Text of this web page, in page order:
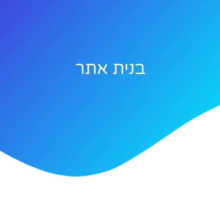
בנית אתר